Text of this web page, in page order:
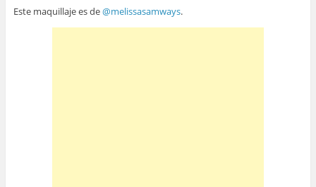
Este maquillaje es de@melissasamways.